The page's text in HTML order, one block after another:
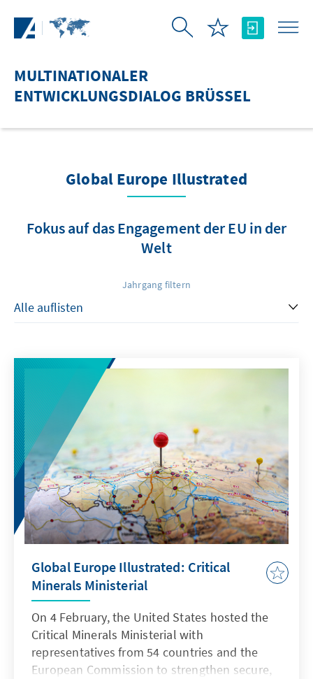
MULTINATIONALER
ENTWICKLUNGSDIALOG BRÜSSEL
Global Europe Illustrated
Fokus auf das Engagement der EU in der
Welt
Jahrgang filtern
Global Europe Illustrated: Critical
Minerals Ministerial
On 4 February, the United States hosted the
Critical Minerals Ministerial with
representatives from 54 countries and the
European Commission to strengthen secure,